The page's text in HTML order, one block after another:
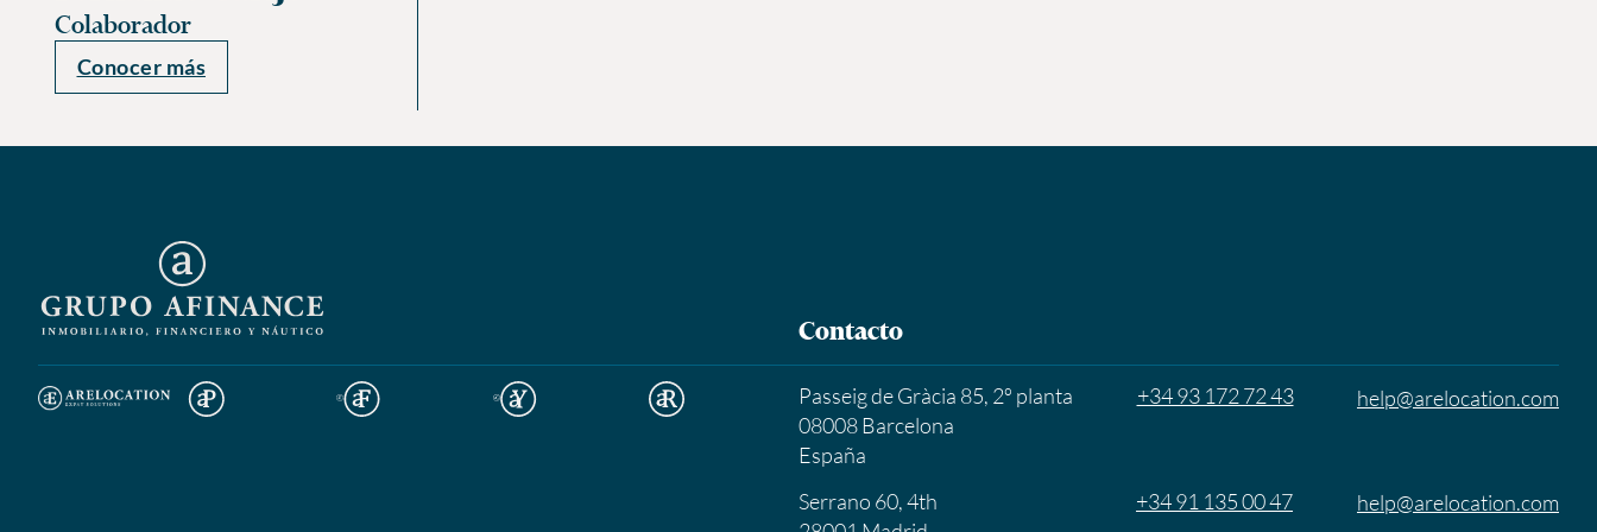
Colaborador
Conocer más
Contacto
Passeig de Gràcia 85, 2º planta
08008 Barcelona
España
+34 93 172 72 43 help@arelocation.com
Serrano 60, 4th
+34 91 135 00 47 help@arelocation.com